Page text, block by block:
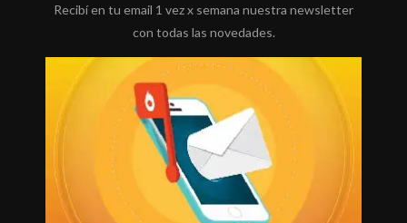
Recibí en tu email 1 vez x semana nuestra newsletter
con todas las novedades.